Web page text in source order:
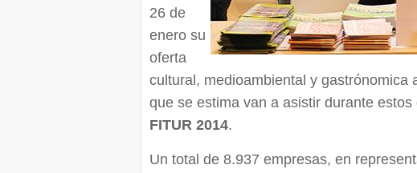
26 de
enero su
oferta
cultural, medioambiental y gastrónomica
que se estima van a asistir durante
FITUR 2014.
Un total de 8.937 empresas, en